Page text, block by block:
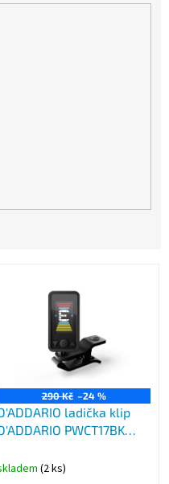
290 Kč –24 %
ladička klip
PWCT17BK
(2 ks)